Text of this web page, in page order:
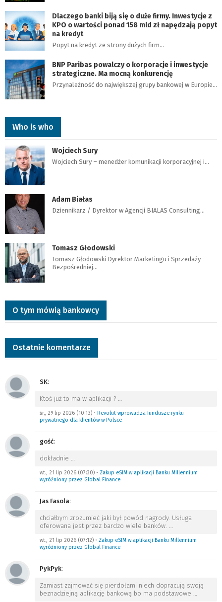
Dlaczego banki biją się o duże firmy. Inwestycje z
KPO o wartości ponad 158 mld zł napędzają popyt
na kredyt
Popyt na kredyt ze strony dużych firm…
BNP Paribas powalczy o korporacje i inwestycje
strategiczne. Ma mocną konkurencję
Przynależność do największej grupy bankowej w Europie…
Who is who
Wojciech Sury
Wojciech Sury – menedżer komunikacji korporacyjnej i…
Adam Białas
Dziennikarz / Dyrektor w Agencji BIALAS Consulting…
Tomasz Głodowski
Tomasz Głodowski Dyrektor Marketingu i Sprzedaży
Bezpośredniej…
O tym mówią bankowcy
Ostatnie komentarze
SK:
Ktoś już to ma w aplikacji ?
śr., 29 lip 2026 (10:13) • Revolut wprowadza fundusze rynku
prywatnego dla klientów w Polsce
gość:
dokładnie
wt., 21 lip 2026 (07:30) • Zakup eSIM w aplikacji Banku Millennium
wyróżniony przez Global Finance
Jas Fasola:
chciałbym zrozumieć jaki był powód nagrody. Usługa
oferowana jest przez bardzo wiele banków.
wt., 21 lip 2026 (07:12) • Zakup eSIM w aplikacji Banku Millennium
wyróżniony przez Global Finance
PykPyk:
Zamiast zajmować się pierdołami niech dopracują swoją
beznadziejną aplikację bankową bo ma podstawowe